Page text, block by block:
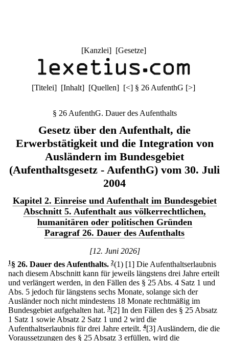
[Kanzlei] [Gesetze]
[Titelei] [Inhalt] [Quellen] [<] § 26 AufenthG [>]
§ 26 AufenthG. Dauer des Aufenthalts
Gesetz über den Aufenthalt, die
Erwerbstätigkeit und die Integration von
Ausländern im Bundesgebiet
(Aufenthaltsgesetz - AufenthG) vom 30. Juli
2004
Kapitel 2. Einreise und Aufenthalt im Bundesgebiet
Abschnitt 5. Aufenthalt aus völkerrechtlichen,
humanitären oder politischen Gründen
Paragraf 26. Dauer des Aufenthalts
[12. Juni 2026]
1 § 26. Dauer des Aufenthalts. 2(1) [1] Die Aufenthaltserlaubnis
nach diesem Abschnitt kann für jeweils längstens drei Jahre erteilt
und verlängert werden, in den Fällen des § 25 Abs. 4 Satz 1 und
Abs. 5 jedoch für längstens sechs Monate, solange sich der
Ausländer noch nicht mindestens 18 Monate rechtmäßig im
Bundesgebiet aufgehalten hat. 3[2] In den Fällen des § 25 Absatz
1 Satz 1 sowie Absatz 2 Satz 1 und 2 wird die
Aufenthaltserlaubnis für drei Jahre erteilt. 4[3] Ausländern, die die
Voraussetzungen des § 25 Absatz 3 erfüllen, wird die